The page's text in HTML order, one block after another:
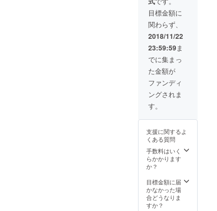
り扱い
予定で
す。
に通販
ご利用
の場
合、い
つでも
送料無
料！！
ぬいぐ
るみも
ゴール
ド様仕
様で製
作しま
委託作
の商品
もお取
り扱い
予定で
す。
目標金額に
関わらず、
2018/11/22
23:59:59ま
でに集まっ
た金額が
ファンディ
ングされま
す。
支援に関するよ
くある質問
手数料はいく
らかかります
か？
目標金額に届
かなかった場
合どうなりま
すか？